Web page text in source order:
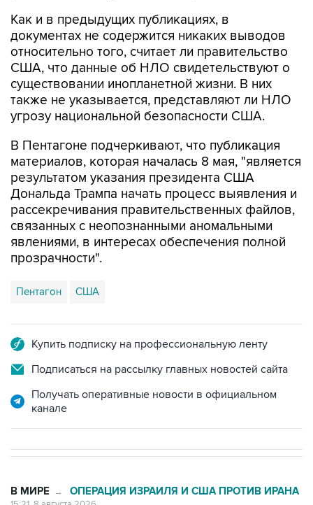
Как и в предыдущих публикациях, в
документах не содержится никаких выводов
относительно того, считает ли правительство
США, что данные об НЛО свидетельствуют о
существовании инопланетной жизни. В них
также не указывается, представляют ли НЛО
угрозу национальной безопасности США.
В Пентагоне подчеркивают, что публикация
материалов, которая началась 8 мая, "является
результатом указания президента США
Дональда Трампа начать процесс выявления и
рассекречивания правительственных файлов,
связанных с неопознанными аномальными
явлениями, в интересах обеспечения полной
прозрачности".
Пентагон США
Купить подписку на профессиональную ленту
Подписаться на рассылку главных новостей сайта
Получать оперативные новости в официальном
канале
В МИРЕ → ОПЕРАЦИЯ ИЗРАИЛЯ И США ПРОТИВ ИРАНА